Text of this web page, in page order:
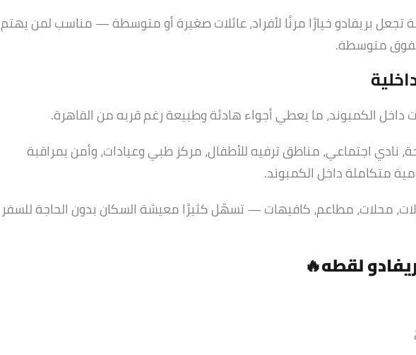
بريفادو خيارًا مرنًا لأفراد، عائلات صغيرة أو متوسطة — مناسب لمن يهتم
متوسطة.
الكمبوند، ما يعطي أجواء هادئة وطبيعة رغم قربه من القاهرة.
نادي اجتماعي، مناطق ترفيه للأطفال، مركز طبي وعيادات، وأمن بمراقبة
متكاملة داخل الكمبوند.
محلات، مطاعم، كافيهات — تسهّل كثيرًا معيشة السكان بدون الحاجة للسفر
لقطه🔥
مدينتي, مدينة القاهرة الجديدة, القاهرة, 19511, مصر